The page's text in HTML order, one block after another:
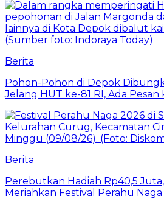
Berita
Pohon-Pohon di Depok
Jelang HUT ke-81 RI, Ada
Berita
Perebutkan Hadiah Rp40,5
Meriahkan Festival Perahu